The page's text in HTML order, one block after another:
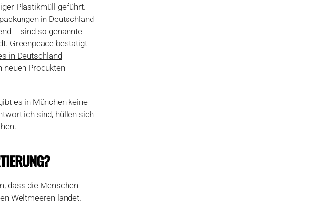
Plastikmüll geführt.
in Deutschland
– sind so genannte
Greenpeace bestätigt
in Deutschland
neuen Produkten
es in München keine
sind, hüllen sich
dass die Menschen
Weltmeeren landet.